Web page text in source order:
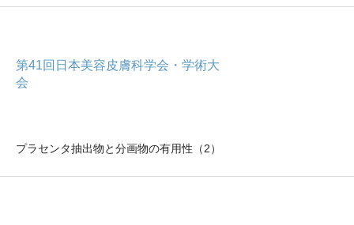
第41回日本美容皮膚科学会・学術大
会
プラセンタ抽出物と分画物の有用性（2）